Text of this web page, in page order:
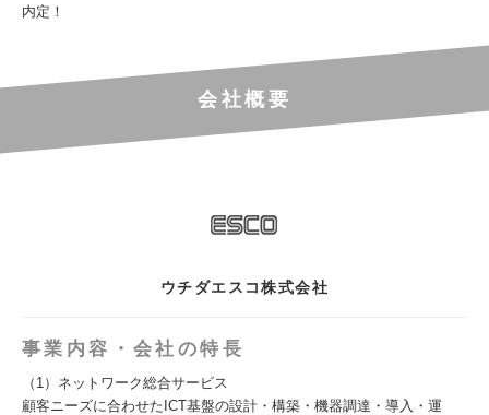
内定！
会社概要
ウチダエスコ株式会社
事業内容・会社の特長
（1）ネットワーク総合サービス
顧客ニーズに合わせたICT基盤の設計・構築・機器調達・導入・運